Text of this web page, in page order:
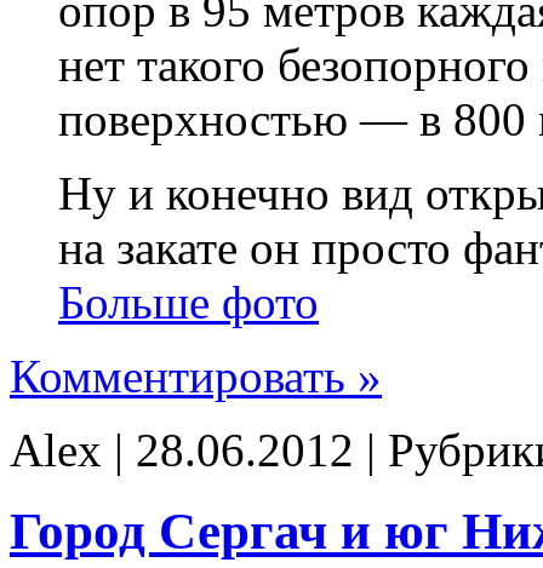
нет такого
поверхностью — в 800
Ну и конечно вид
на закате он просто
Больше фото
Комментировать »
Alex | 28.06.2012 |
Город Сергач и юг